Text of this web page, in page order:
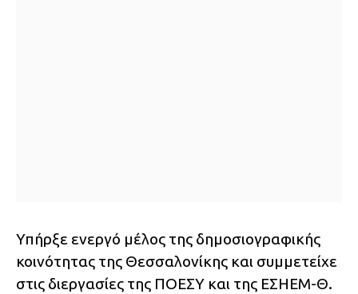
Υπήρξε ενεργό μέλος της δημοσιογραφικής
κοινότητας της Θεσσαλονίκης και συμμετείχε
στις διεργασίες της ΠΟΕΣΥ και της ΕΣΗΕΜ-Θ.